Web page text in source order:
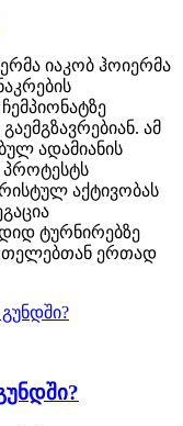
იაკობ ჰოიერმა
ამ
ადამიანის
პროტესტს
აქტივობას
ტურნირებზე
ერთად